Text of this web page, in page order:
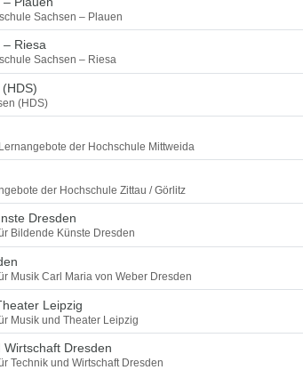
Sachsen – Plauen
– Riesa
Sachsen – Riesa
(HDS)
der Hochschule Mittweida
der Hochschule Zittau / Görlitz
Dresden
Bildende Künste Dresden
Musik Carl Maria von Weber Dresden
Leipzig
Musik und Theater Leipzig
Wirtschaft Dresden
Technik und Wirtschaft Dresden